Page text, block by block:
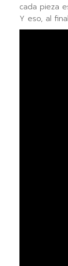
cada pieza
Y eso, al